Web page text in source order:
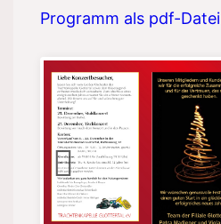
Programm als pdf-Datei